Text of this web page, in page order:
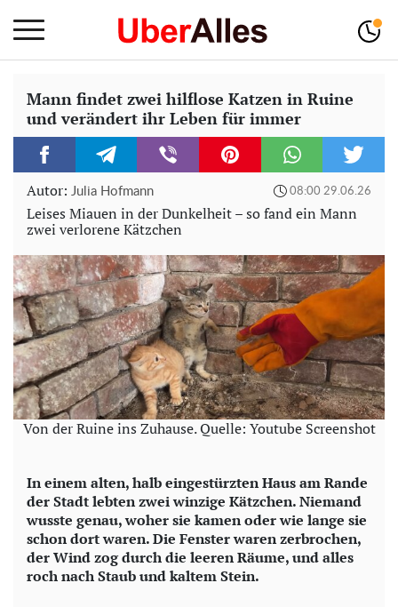
Mann findet zwei hilflose Katzen in Ruine
und verändert ihr Leben für immer
Autor: Julia Hofmann 08:00 29.06.26
Leises Miauen in der Dunkelheit – so fand ein Mann
zwei verlorene Kätzchen
Von der Ruine ins Zuhause. Quelle: Youtube Screenshot
In einem alten, halb eingestürzten Haus am Rande
der Stadt lebten zwei winzige Kätzchen. Niemand
wusste genau, woher sie kamen oder wie lange sie
schon dort waren. Die Fenster waren zerbrochen,
der Wind zog durch die leeren Räume, und alles
roch nach Staub und kaltem Stein.